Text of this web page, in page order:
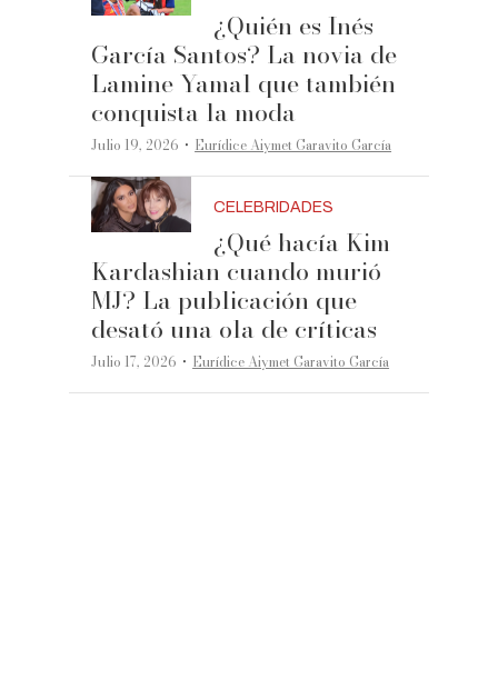
¿Quién es Inés
García Santos? La novia de
Lamine Yamal que también
conquista la moda
Julio 19, 2026 ·Eurídice Aiymet Garavito García
CELEBRIDADES
¿Qué hacía Kim
Kardashian cuando murió
MJ? La publicación que
desató una ola de críticas
Julio 17, 2026 ·Eurídice Aiymet Garavito García